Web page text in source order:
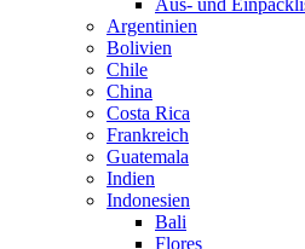
Argentinien
Bolivien
Chile
China
Costa Rica
Frankreich
Guatemala
Indien
Indonesien
Bali
Flores